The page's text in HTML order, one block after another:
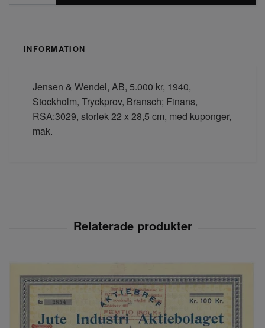
INFORMATION
Jensen & Wendel, AB, 5.000 kr, 1940,
Stockholm, Tryckprov, Bransch; Finans,
RSA:3029, storlek 22 x 28,5 cm, med kuponger,
mak.